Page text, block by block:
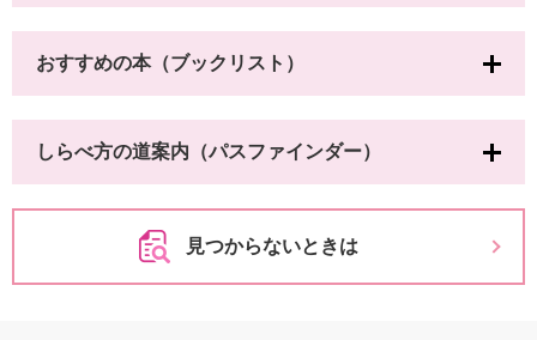
おすすめの本（ブックリスト）
しらべ方の道案内（パスファインダー）
見つからないときは